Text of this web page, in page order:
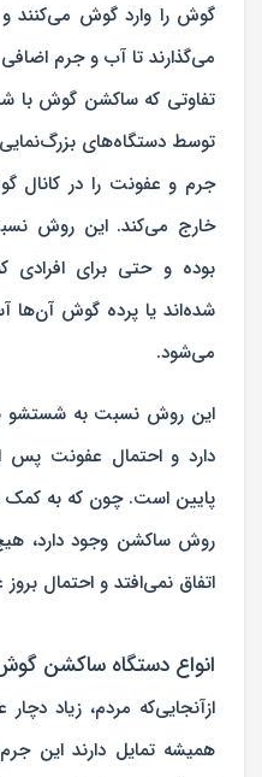
گوش را وارد گوش می‌کنند
می‌گذارند تا آب و جرم
تفاوتی که ساکشن گوش با
توسط دستگاه‌های
جرم و عفونت را در
خارج می‌کند. این روش
بوده و حتی برای افرادی
شده‌اند یا پرده گوش آن‌ها
می‌شود.
این روش نسبت به شستشو
دارد و احتمال عفونت
پایین است. چون که به کمک
روش ساکشن وجود دارد،
اتفاق نمی‌افتد و احتمال
انواع دستگاه ساکشن
ازآنجایی‌که مردم، زیاد
همیشه تمایل دارند این